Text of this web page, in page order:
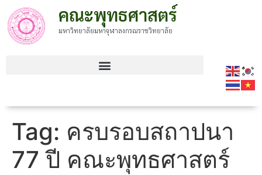
คณะพุทธศาสตร์
มหาวิทยาลัยมหาจุฬาลงกรณราชวิทยาลัย
Tag: ครบรอบสถาปนา
77 ปี คณะพุทธศาสตร์